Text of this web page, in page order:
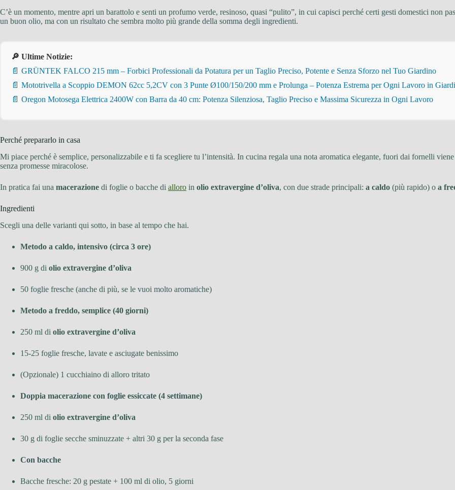
C’è un momento, mentre apri un barattolo e senti un profumo verde, resinoso, quasi “pulito”, in cui capisci perché certi gesti domestici non
un buon olio, ma con un risultato che sembra molto più grande della somma degli ingredienti.
🔎 Ultime Notizie:
📄 GRÜNTEK FALCO 215 mm – Forbici Professionali da Potatura per un Taglio Preciso, Potente e Senza Sforzo nel Tuo Giardino
📄 Mototrivella a Scoppio DEMON 62cc 5,2CV con 3 Punte Ø100/150/200 mm e Prolunga – Potenza Estrema per Ogni Lavoro in
📄 Oregon Motosega Elettrica 2400W con Barra da 40 cm: Potenza Silenziosa, Taglio Preciso e Massima Sicurezza in Ogni Lavoro
Perché prepararlo in casa
Mi piace perché è semplice, personalizzabile e ti fa scegliere tu l’intensità. In cucina regala una nota aromatica elegante, fuori dai fornelli
senza promesse miracolose.
In pratica fai una macerazione di foglie o bacche di alloro in olio extravergine d’oliva, con due strade principali: a caldo (più rapido) o a
Ingredienti
Scegli una delle varianti qui sotto, in base al tempo che hai.
Metodo a caldo, intensivo (circa 3 ore)
900 g di olio extravergine d’oliva
50 foglie fresche (anche di più, se le vuoi molto aromatiche)
Metodo a freddo, semplice (40 giorni)
250 ml di olio extravergine d’oliva
15-25 foglie fresche, lavate e asciugate benissimo
(Opzionale) 1 cucchiaino di alloro tritato
Doppia macerazione con foglie essiccate (4 settimane)
250 ml di olio extravergine d’oliva
30 g di foglie secche sminuzzate + altri 30 g per la seconda fase
Con bacche
Bacche fresche: 20 g pestate + 100 ml di olio, 5 giorni